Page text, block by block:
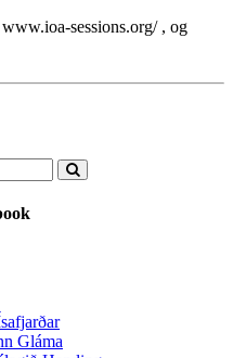
sessions.org/ , og
Gláma